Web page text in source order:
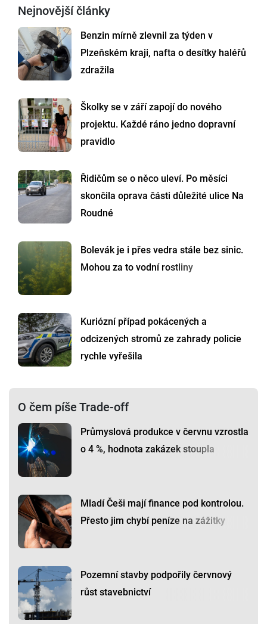
Nejnovější články
Benzin mírně zlevnil za týden v
Plzeňském kraji, nafta o desítky haléřů
zdražila
Školky se v září zapojí do nového
projektu. Každé ráno jedno dopravní
pravidlo
Řidičům se o něco uleví. Po měsíci
skončila oprava části důležité ulice Na
Roudné
Bolevák je i přes vedra stále bez sinic.
Mohou za to vodní rostliny
Kuriózní případ pokácených a
odcizených stromů ze zahrady policie
rychle vyřešila
O čem píše Trade-off
Průmyslová produkce v červnu vzrostla
o 4 %, hodnota zakázek stoupla
Mladí Češi mají finance pod kontrolou.
Přesto jim chybí peníze na zážitky
Pozemní stavby podpořily červnový
růst stavebnictví